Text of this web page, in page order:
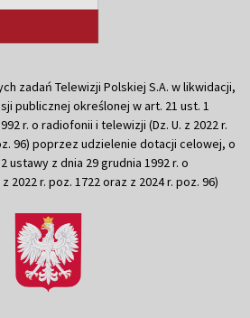
zadań Telewizji Polskiej S.A. w likwidacji,
publicznej określonej w art. 21 ust. 1
r. o radiofonii i telewizji (Dz. U. z 2022 r.
96) poprzez udzielenie dotacji celowej, o
ustawy z dnia 29 grudnia 1992 r. o
2022 r. poz. 1722 oraz z 2024 r. poz. 96)